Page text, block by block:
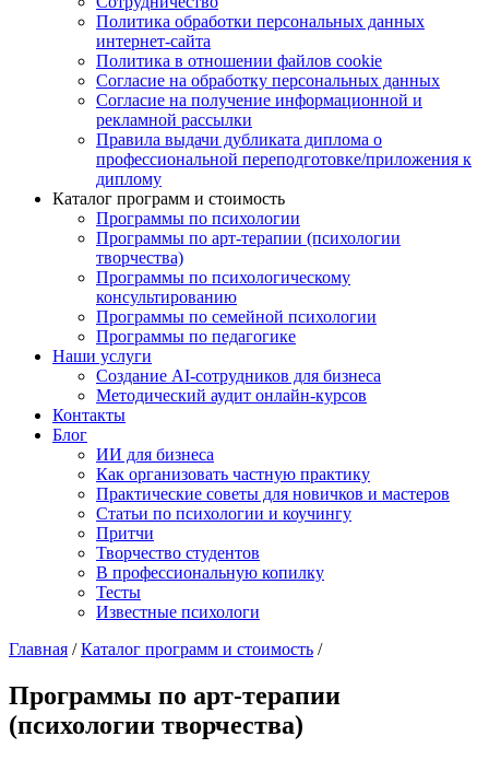
Политика обработки персональных данных
интернет-сайта
Политика в отношении файлов cookie
Согласие на обработку персональных данных
Согласие на получение информационной и
рекламной рассылки
Правила выдачи дубликата диплома о
профессиональной переподготовке/приложения к
диплому
Каталог программ и стоимость
Программы по психологии
Программы по арт-терапии (психологии
творчества)
Программы по психологическому
консультированию
Программы по семейной психологии
Программы по педагогике
Наши услуги
Создание AI-сотрудников для бизнеса
Методический аудит онлайн-курсов
Контакты
Блог
ИИ для бизнеса
Как организовать частную практику
Практические советы для новичков и мастеров
Статьи по психологии и коучингу
Притчи
Творчество студентов
В профессиональную копилку
Тесты
Известные психологи
Главная /Каталог программ и стоимость /
Программы по арт-терапии
(психологии творчества)